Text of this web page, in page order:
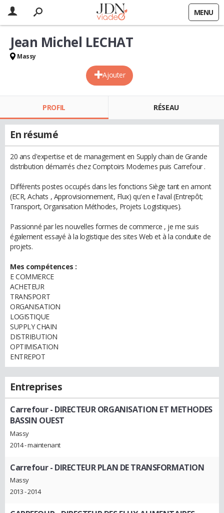
MENU
Ajouter
Jean Michel LECHAT
Massy
PROFIL RÉSEAU
En résumé
20 ans d'expertise et de management en Supply chain de Grande
distribution démarrés chez Comptoirs Modernes puis Carrefour .
Différents postes occupés dans les fonctions Siège tant en amont
(ECR, Achats , Approvisionnement, Flux) qu'en e l'aval (Entrepôt;
Transport, Organisation Méthodes, Projets Logistiques).
Passionné par les nouvelles formes de commerce , je me suis
également essayé à la logistique des sites Web et à la conduite de
projets.
Mes compétences :
E COMMERCE
ACHETEUR
TRANSPORT
ORGANISATION
LOGISTIQUE
SUPPLY CHAIN
DISTRIBUTION
OPTIMISATION
ENTREPOT
Entreprises
Carrefour- DIRECTEUR ORGANISATION ET METHODES
BASSIN OUEST
Massy
2014 - maintenant
Carrefour- DIRECTEUR PLAN DE TRANSFORMATION
Massy
2013 - 2014